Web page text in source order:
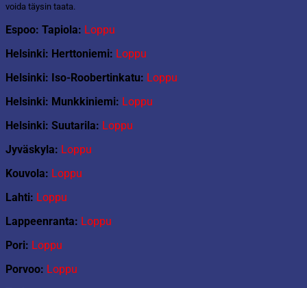
voida täysin taata.
Espoo: Tapiola: Loppu
Helsinki: Herttoniemi: Loppu
Helsinki: Iso-Roobertinkatu: Loppu
Helsinki: Munkkiniemi: Loppu
Helsinki: Suutarila: Loppu
Jyväskyla: Loppu
Kouvola: Loppu
Lahti: Loppu
Lappeenranta: Loppu
Pori: Loppu
Porvoo: Loppu